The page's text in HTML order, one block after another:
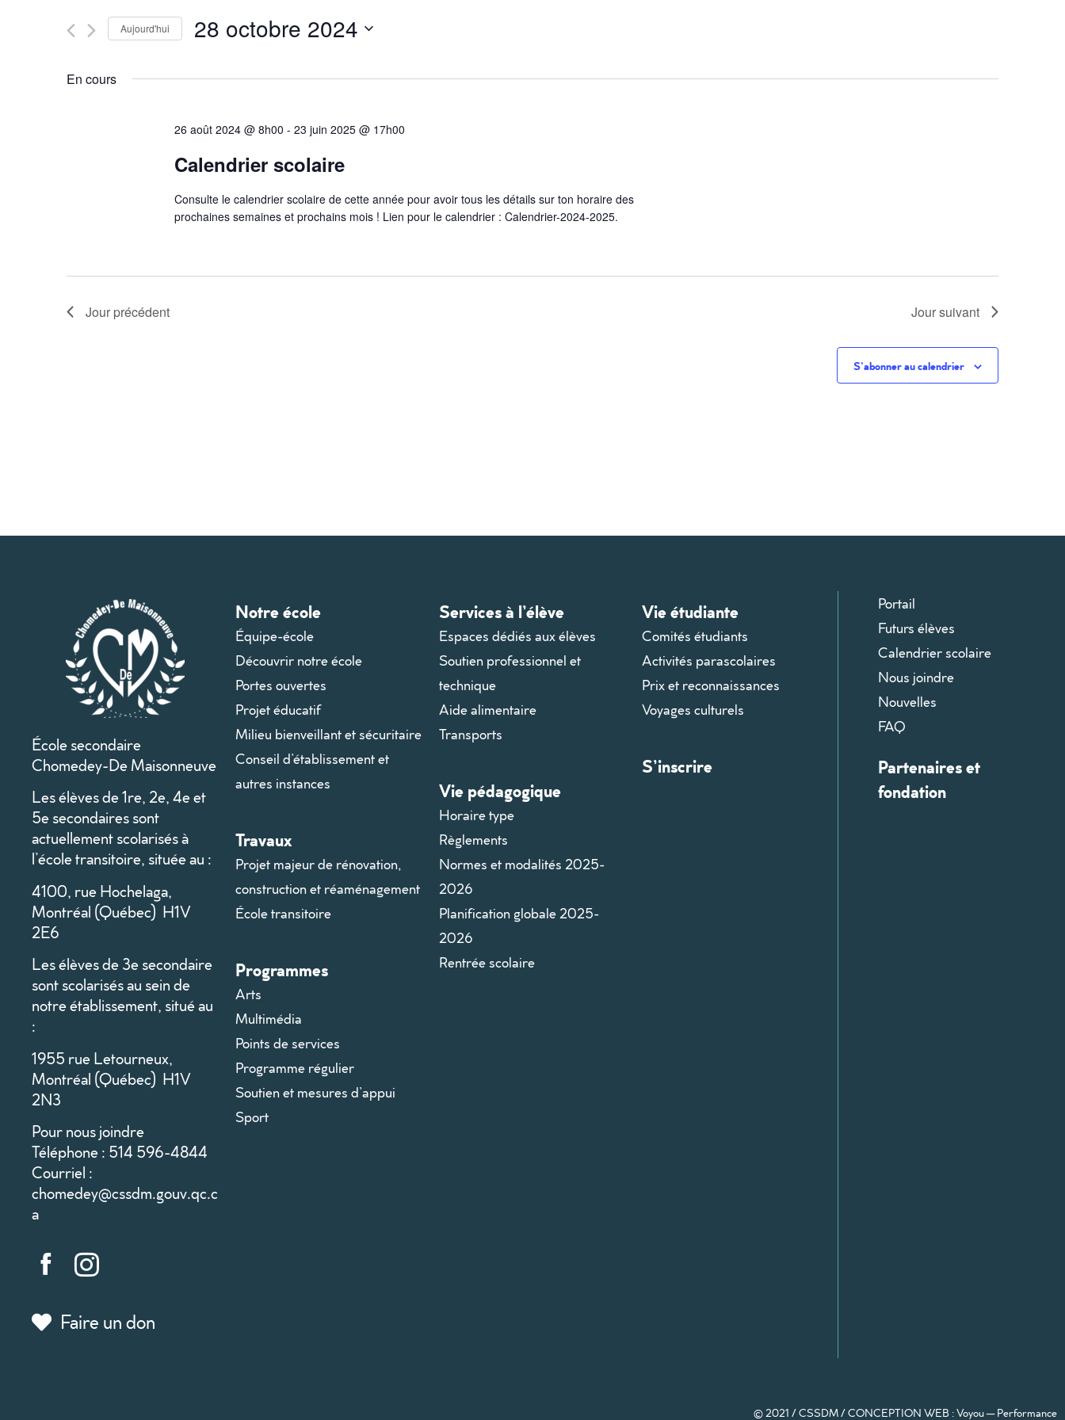
navigation
de
Évènements
Rechercher
Évènements
mot-
clé.
Aujourd'hui 28 octobre 2024
une
En cours
26 août 2024 @ 8h00 - 23 juin 2025 @ 17h00
Calendrier scolaire
Consulte le calendrier scolaire de cette année pour avoir tous les détails sur ton horaire des
prochaines semaines et prochains mois ! Lien pour le calendrier : Calendrier-2024-2025.
Jour précédent Jour suivant
S’abonner au calendrier
École secondaire
Chomedey-De Maisonneuve
Les élèves de 1re, 2e, 4e et
5e secondaires sont
actuellement scolarisés à
l’école transitoire, située au :
4100, rue Hochelaga,
Montréal (Québec) H1V
2E6
Les élèves de 3e secondaire
sont scolarisés au sein de
notre établissement, situé au
:
1955 rue Letourneux,
Montréal (Québec) H1V
2N3
Pour nous joindre
Téléphone : 514 596-4844
Courriel :
chomedey@cssdm.gouv.qc.c
a
Faire un don
Notre école
Équipe-école
Découvrir notre école
Portes ouvertes
Projet éducatif
Milieu bienveillant et sécuritaire
Conseil d’établissement et
autres instances
Travaux
Projet majeur de rénovation,
construction et réaménagement
École transitoire
Programmes
Arts
Multimédia
Points de services
Programme régulier
Soutien et mesures d’appui
Sport
Services à l’élève
Espaces dédiés aux élèves
Soutien professionnel et
technique
Aide alimentaire
Transports
Vie pédagogique
Horaire type
Règlements
Normes et modalités 2025-
2026
Planification globale 2025-
2026
Rentrée scolaire
Vie étudiante
Comités étudiants
Activités parascolaires
Prix et reconnaissances
Voyages culturels
S’inscrire
Portail
Futurs élèves
Calendrier scolaire
Nous joindre
Nouvelles
FAQ
Partenaires et
fondation
© 2021 / CSSDM /CONCEPTION WEB : Voyou — Performance